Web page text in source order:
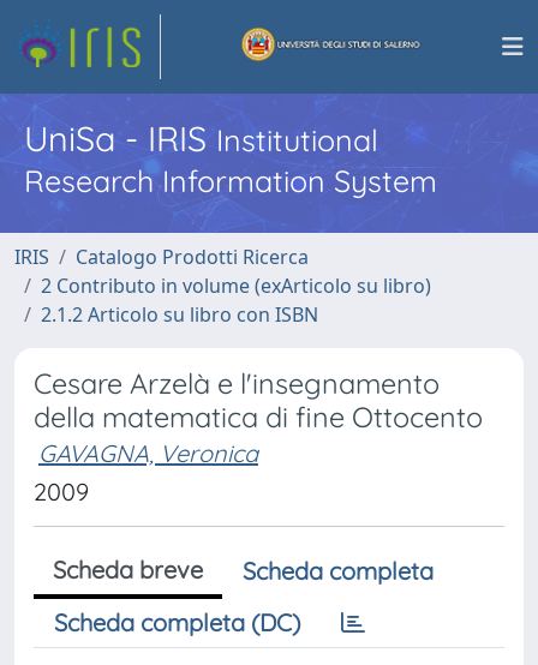
UniSa - IRISInstitutional
Research Information System
IRIS
Catalogo Prodotti Ricerca
2 Contributo in volume (exArticolo su libro)
2.1.2 Articolo su libro con ISBN
Cesare Arzelà e l'insegnamento
della matematica di fine Ottocento
GAVAGNA, Veronica
2009
Scheda breve
Scheda completa
Scheda completa (DC)